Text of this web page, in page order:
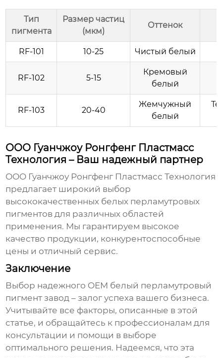
Тип
пигмента
Размер частиц
(мкм)
Оттенок
RF-101 10-25 Чистый белый
RF-102 5-15
Кремовый
белый
RF-103 20-40
Жемчужный
белый
ООО Гуанчжоу Ронгфенг Пластмасс
Технология – Ваш надежный партнер
ООО Гуанчжоу Ронгфенг Пластмасс Технология
предлагает широкий выбор
высококачественных белых перламутровых
пигментов для различных областей
применения. Мы гарантируем высокое
качество продукции, конкурентоспособные
цены и отличный сервис.
Заключение
Выбор надежного OEM белый перламутровый
пигмент завод – залог успеха вашего бизнеса.
Учитывайте все факторы, описанные в этой
статье, и обращайтесь к профессионалам для
консультации и помощи в выборе
оптимального решения. Надеемся, что эта